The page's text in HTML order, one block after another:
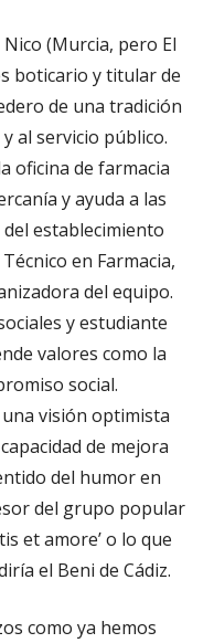
(Murcia, pero El
boticario y titular de
de una tradición
al servicio público.
oficina de farmacia
y ayuda a las
establecimiento
en Farmacia,
del equipo.
y estudiante
valores como la
social.
visión optimista
de mejora
del humor en
del grupo popular
et amore’ o lo que
el Beni de Cádiz.
como ya hemos